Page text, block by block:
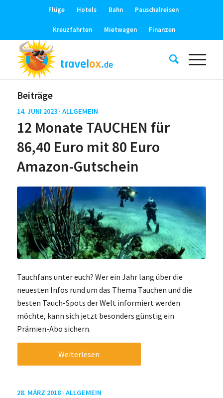
Flüge Hotels Bahn Pauschalreisen
Kreuzfahrten Mietwagen Finanzen
Beiträge
14. JUNI 2023 · ALLGEMEIN
12 Monate TAUCHEN für
86,40 Euro mit 80 Euro
Amazon-Gutschein
Tauchfans unter euch? Wer ein Jahr lang über die
neuesten Infos rund um das Thema Tauchen und die
besten Tauch-Spots der Welt informiert werden
möchte, kann sich jetzt besonders günstig ein
Prämien-Abo sichern.
Weiterlesen
28. MÄRZ 2018 · ALLGEMEIN